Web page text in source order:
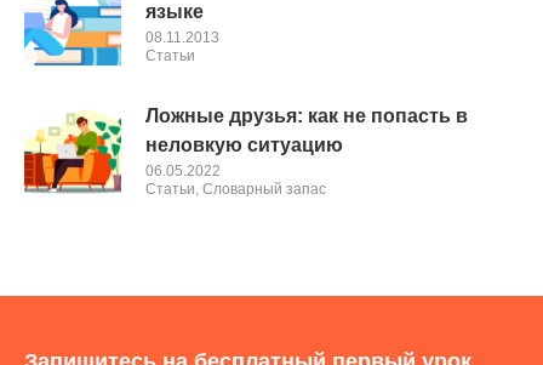
языке
08.11.2013
Cтатьи
Ложные друзья: как не попасть в
неловкую ситуацию
06.05.2022
Cтатьи, Словарный запас